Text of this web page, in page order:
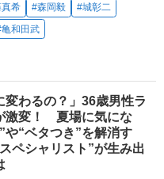
希 #森岡毅
#城彰二
和田武
変わるの？」36歳男性ラ
激変！ 夏場に気にな
や“ベタつき”を解消す
ペシャリスト”が生み出